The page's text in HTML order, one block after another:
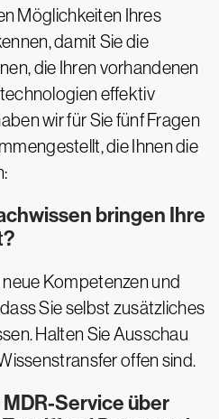
Möglichkeiten Ihres
damit Sie die
die Ihren vorhandenen
effektiv
wir für Sie fünf Fragen
die Ihnen die
bringen Ihre
Kompetenzen und
Sie selbst zusätzliches
Halten Sie Ausschau
offen sind.
MDR-Service über